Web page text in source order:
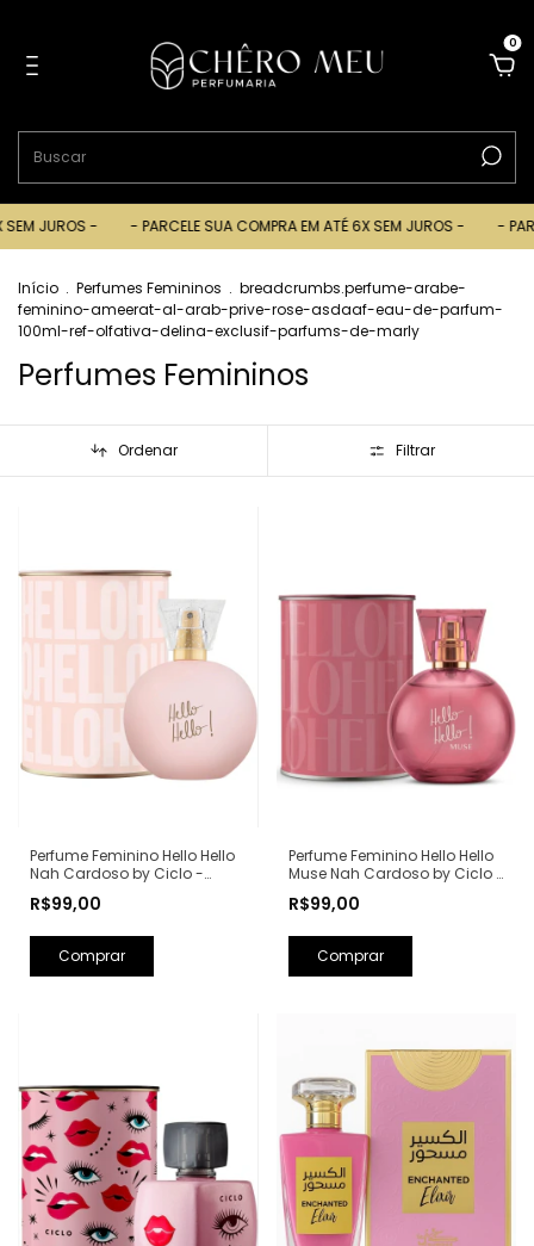
0
- - PARCELE SUA COMPRA EM ATÉ 6X SEM JUROS - - PARCELE
Início . Perfumes Femininos . breadcrumbs.perfume-arabe-
feminino-ameerat-al-arab-prive-rose-asdaaf-eau-de-parfum-
100ml-ref-olfativa-delina-exclusif-parfums-de-marly
Perfumes Femininos
Ordenar Filtrar
Perfume Feminino Hello Hello
Nah Cardoso by Ciclo -
R$99,00
Perfume Feminino Hello Hello
Muse Nah Cardoso by Ciclo -
R$99,00